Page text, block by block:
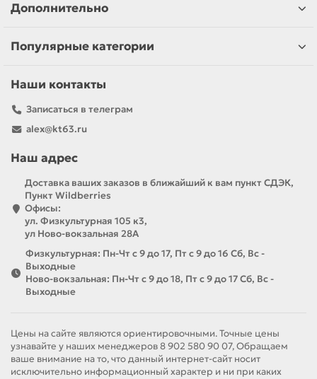
Дополнительно
Популярные категории
Наши контакты
Записаться в телеграм
alex@kt63.ru
Наш адрес
Доставка ваших заказов в ближайший к вам пункт СДЭК,
Пункт Wildberries
Офисы:
ул. Физкультурная 105 к3,
ул Ново-вокзальная 28А
Физкультурная: Пн-Чт с 9 до 17, Пт с 9 до 16 Сб, Вс -
Выходные
Ново-вокзальная: Пн-Чт с 9 до 18, Пт с 9 до 17 Сб, Вс -
Выходные
Цены на сайте являются ориентировочными. Точные цены
узнавайте у наших менеджеров 8 902 580 90 07, Обращаем
ваше внимание на то, что данный интернет-сайт носит
исключительно информационный характер и ни при каких